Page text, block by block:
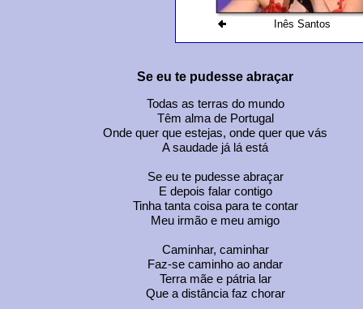
Inês Santos
Se eu te pudesse abraçar
Todas as terras do mundo
Têm alma de Portugal
Onde quer que estejas, onde quer que vás
A saudade já lá está
Se eu te pudesse abraçar
E depois falar contigo
Tinha tanta coisa para te contar
Meu irmão e meu amigo
Caminhar, caminhar
Faz-se caminho ao andar
Terra mãe e pátria lar
Que a distância faz chorar